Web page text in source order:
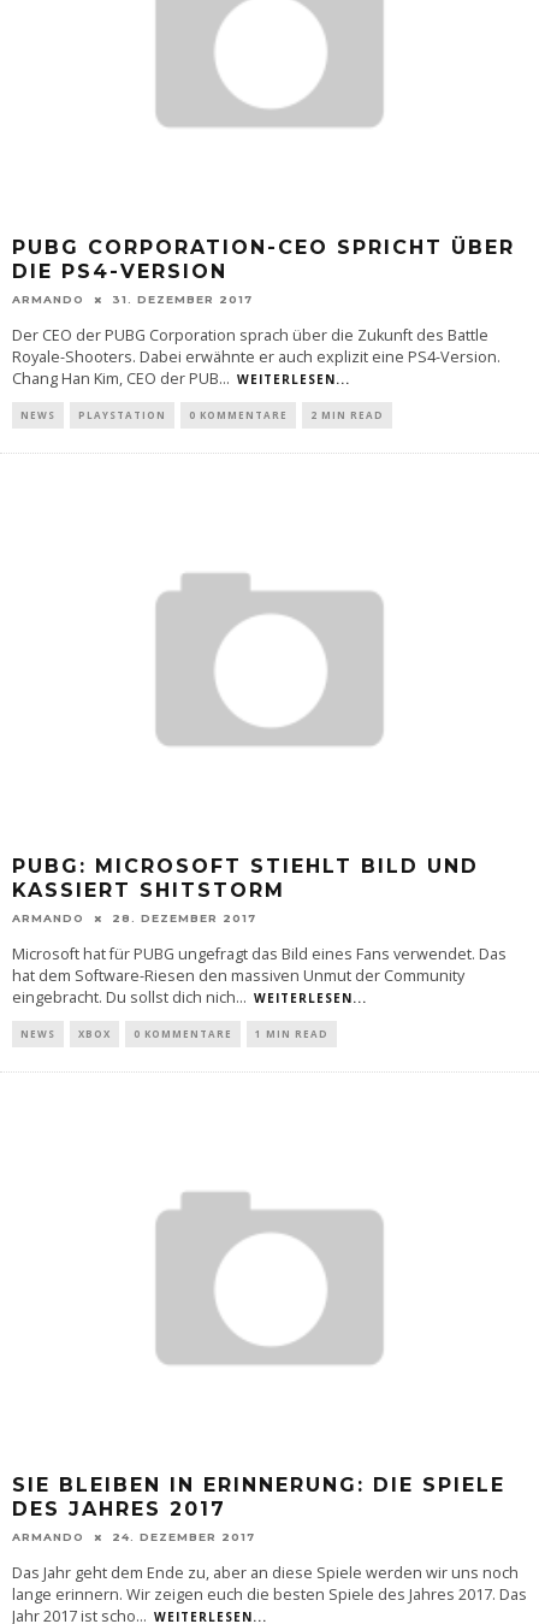
PUBG CORPORATION-CEO SPRICHT ÜBER
DIE PS4-VERSION
ARMANDO 31. DEZEMBER 2017
Der CEO der PUBG Corporation sprach über die Zukunft des Battle
Royale-Shooters. Dabei erwähnte er auch explizit eine PS4-Version.
Chang Han Kim, CEO der PUB... WEITERLESEN...
NEWS PLAYSTATION 0 KOMMENTARE 2 MIN READ
PUBG: MICROSOFT STIEHLT BILD UND
KASSIERT SHITSTORM
ARMANDO 28. DEZEMBER 2017
Microsoft hat für PUBG ungefragt das Bild eines Fans verwendet. Das
hat dem Software-Riesen den massiven Unmut der Community
eingebracht. Du sollst dich nich... WEITERLESEN...
NEWS XBOX 0 KOMMENTARE 1 MIN READ
SIE BLEIBEN IN ERINNERUNG: DIE SPIELE
DES JAHRES 2017
ARMANDO 24. DEZEMBER 2017
Das Jahr geht dem Ende zu, aber an diese Spiele werden wir uns noch
lange erinnern. Wir zeigen euch die besten Spiele des Jahres 2017. Das
Jahr 2017 ist scho... WEITERLESEN...